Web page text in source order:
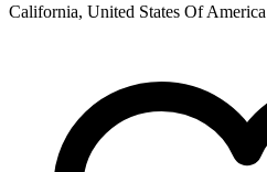
California, United States Of America